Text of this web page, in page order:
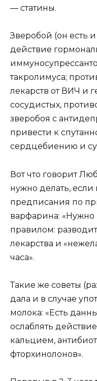
— статины.
Зверобой (он есть
действие
такролимуса;
лекарств от ВИЧ и
сосудистых,
зверобоя с
привести к
сердцебиению и
Вот что говорит
нужно делать, если
предписания по
варфарина: «Нужно
правилом:
лекарства и
часа».
Такие же советы
дала и в случае
молока: «Есть
ослаблять
кальцием,
фторхинолонов».